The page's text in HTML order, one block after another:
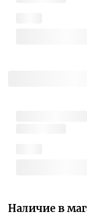
Наличие в